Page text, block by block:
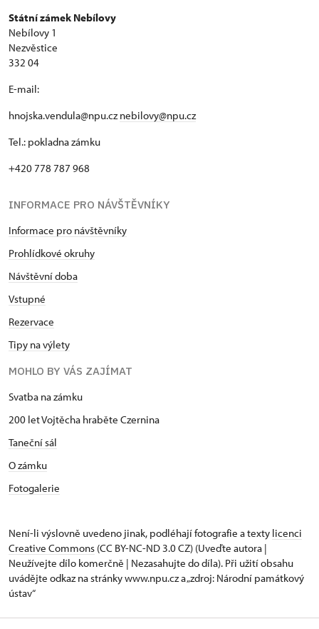
Státní zámek Nebílovy
Nebílovy 1
Nezvěstice
332 04
E-mail:
hnojska.vendula@npu.cznebilovy@npu.cz
Tel.: pokladna zámku
+420 778 787 968
INFORMACE PRO NÁVŠTĚVNÍKY
Informace pro návštěvníky
Prohlídkové okruhy
Návštěvní doba
Vstupné
Rezervace
Tipy na výlety
MOHLO BY VÁS ZAJÍMAT
Svatba na zámku
200 let Vojtěcha hraběte Czernina
Taneční sál
O zámku
Fotogalerie
Není-li výslovně uvedeno jinak, podléhají fotografie a texty licenci
Creative Commons (CC BY-NC-ND 3.0 CZ) (Uveďte autora |
Neužívejte dílo komerčně | Nezasahujte do díla). Při užití obsahu
uvádějte odkaz na stránky www.npu.cz a „zdroj: Národní památkový
ústav“